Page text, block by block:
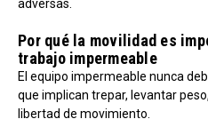
adversas.
Por qué la movilidad es
trabajo impermeable
El equipo impermeable nunca
que implican trepar, levantar
libertad de movimiento.